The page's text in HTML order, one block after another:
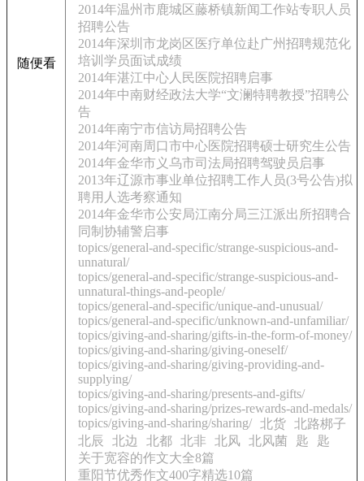
随便看
2014年温州市鹿城区藤桥镇新闻工作站专职人员
招聘公告
2014年深圳市龙岗区医疗单位赴广州招聘规范化
培训学员面试成绩
2014年湛江中心人民医院招聘启事
2014年中南财经政法大学“文澜特聘教授”招聘公
告
2014年南宁市信访局招聘公告
2014年河南周口市中心医院招聘硕士研究生公告
2014年金华市义乌市司法局招聘驾驶员启事
2013年辽源市事业单位招聘工作人员(3号公告)拟
聘用人选考察通知
2014年金华市公安局江南分局三江派出所招聘合
同制协辅警启事
topics/general-and-specific/strange-suspicious-and-
unnatural/
topics/general-and-specific/strange-suspicious-and-
unnatural-things-and-people/
topics/general-and-specific/unique-and-unusual/
topics/general-and-specific/unknown-and-unfamiliar/
topics/giving-and-sharing/gifts-in-the-form-of-money/
topics/giving-and-sharing/giving-oneself/
topics/giving-and-sharing/giving-providing-and-
supplying/
topics/giving-and-sharing/presents-and-gifts/
topics/giving-and-sharing/prizes-rewards-and-medals/
topics/giving-and-sharing/sharing/ 北货 北路梆子
北辰
北边 北都 北非 北风 北风菌 匙
匙
关于宽容的作文大全8篇
重阳节优秀作文400字精选10篇